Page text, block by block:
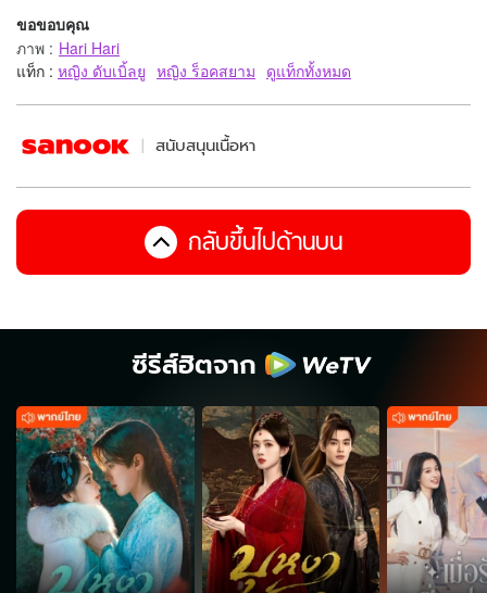
ขอขอบคุณ
ภาพ : Hari Hari
แท็ก : หญิง ดับเบิ้ลยู หญิง ร็อคสยาม ดูแท็กทั้งหมด
สนับสนุนเนื้อหา
กลับขึ้นไปด้านบน
ซีรีส์ฮิตจาก